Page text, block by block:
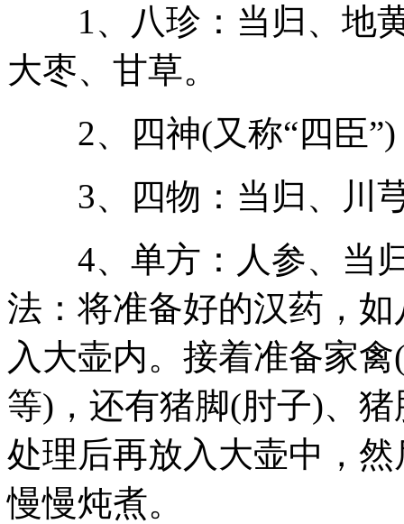
1、八珍：当归、地黄
大枣、甘草。
2、四神(又称“四臣”)
3、四物：当归、川
4、单方：人参、当归
法：将准备好的汉药，
入大壶内。接着准备家
等)，还有猪脚(肘子)、
处理后再放入大壶中，
慢慢炖煮。